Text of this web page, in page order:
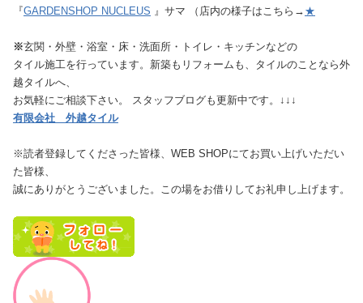
『GARDENSHOP NUCLEUS 』サマ （店内の様子はこちら→ ★
※玄関・外壁・浴室・床・洗面所・トイレ・キッチンなどの
タイル施工を行っています。新築もリフォームも、タイルのことなら外
越タイルへ、
お気軽にご相談下さい。 スタッフブログも更新中です。↓↓↓
有限会社 外越タイル
※読者登録してくださった皆様、 WEB SHOPにてお買い上げいただい
た皆様、
誠にありがとうございました。 この場をお借りしてお礼申し上げます。